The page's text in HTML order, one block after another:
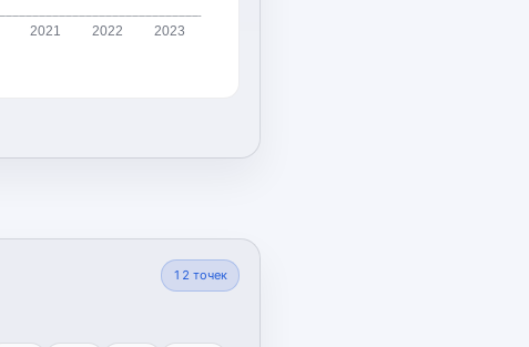
2021 2022 2023
12 точек